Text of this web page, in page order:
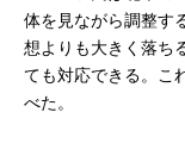
体を見ながら調整す
想よりも大きく落ち
ても対応できる。こ
べた。